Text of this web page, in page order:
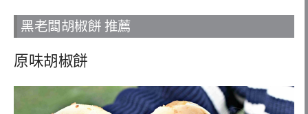
黑老闆胡椒餅 推薦
原味胡椒餅